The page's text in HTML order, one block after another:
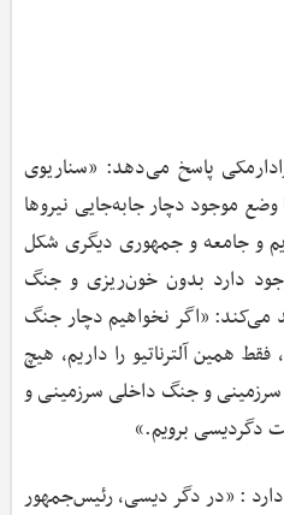
پاسخ می‌دهد: «سناریوی
وضع موجود دچار جابه‌جایی نیروها
و جامعه و جمهوری دیگری شکل
دارد بدون خون‌ریزی و جنگ
می‌کند: «اگر نخواهیم دچار جنگ
همین آلترناتیو را داریم، هیچ
سرزمینی و جنگ داخلی سرزمینی و
دگردیسی برویم.»
«در دگردیسی، رئیس‌جمهور